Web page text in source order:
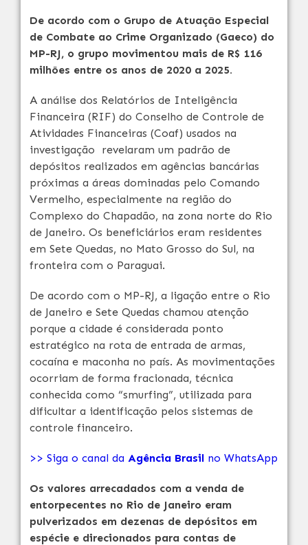
De acordo com o Grupo de Atuação Especial
de Combate ao Crime Organizado (Gaeco) do
MP-RJ, o grupo movimentou mais de R$ 116
milhões entre os anos de 2020 a 2025.
A análise dos Relatórios de Inteligência
Financeira (RIF) do Conselho de Controle de
Atividades Financeiras (Coaf) usados na
investigação revelaram um padrão de
depósitos realizados em agências bancárias
próximas a áreas dominadas pelo Comando
Vermelho, especialmente na região do
Complexo do Chapadão, na zona norte do Rio
de Janeiro. Os beneficiários eram residentes
em Sete Quedas, no Mato Grosso do Sul, na
fronteira com o Paraguai.
De acordo com o MP-RJ, a ligação entre o Rio
de Janeiro e Sete Quedas chamou atenção
porque a cidade é considerada ponto
estratégico na rota de entrada de armas,
cocaína e maconha no país. As movimentações
ocorriam de forma fracionada, técnica
conhecida como “smurfing”, utilizada para
dificultar a identificação pelos sistemas de
controle financeiro.
>> Siga o canal da Agência Brasil no WhatsApp
Os valores arrecadados com a venda de
entorpecentes no Rio de Janeiro eram
pulverizados em dezenas de depósitos em
espécie e direcionados para contas de